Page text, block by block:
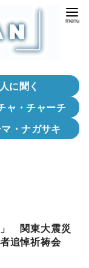
に聞く
ャ・チャーチ
・ナガサキ
」 関東大震災
追悼祈祷会